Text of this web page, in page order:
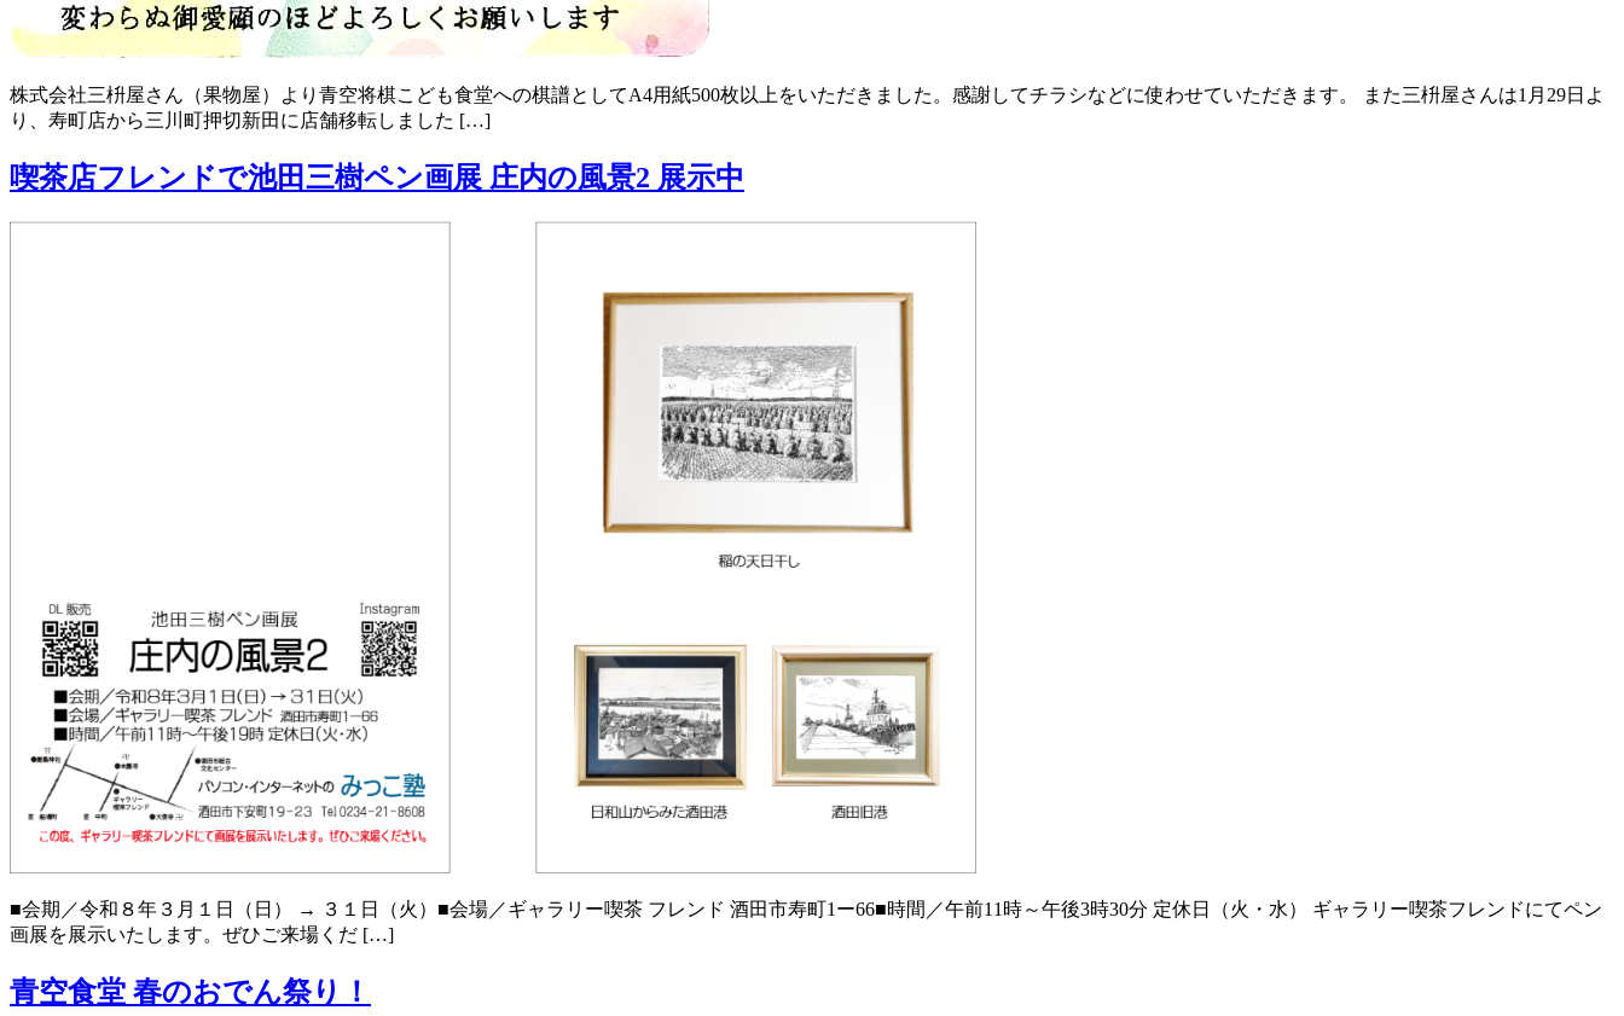
株式会社三枡屋さん（果物屋）より青空将棋こども食堂への棋譜としてA4用紙500枚以上をいただきました。感謝してチラシなどに使わせていただきます。 また三枡屋さんは1月29日よ
り、寿町店から三川町押切新田に店舗移転しました […]
喫茶店フレンドで池田三樹ペン画展 庄内の風景2 展示中
■会期／令和８年３月１日（日） → ３１日（火）■会場／ギャラリー喫茶 フレンド 酒田市寿町1ー66■時間／午前11時～午後3時30分 定休日（火・水） ギャラリー喫茶フレンドにてペン
画展を展示いたします。ぜひご来場くだ […]
青空食堂 春のおでん祭り！